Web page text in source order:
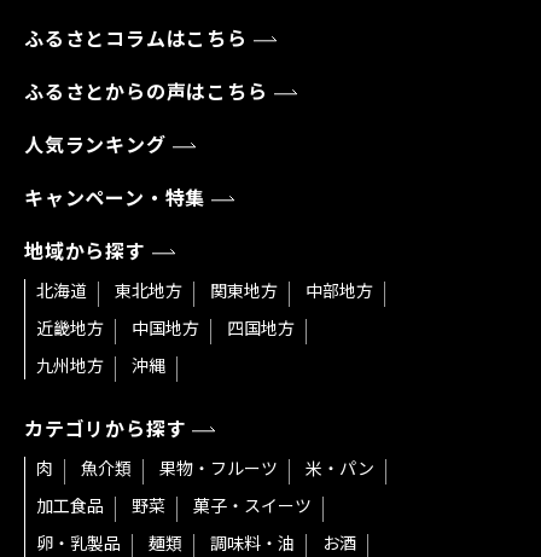
ふるさとコラムはこちら
ふるさとからの声はこちら
人気ランキング
キャンペーン・特集
地域から探す
北海道 東北地方 関東地方
中部地方
近畿地方
中国地方
四国地方
九州地方
沖縄
カテゴリから探す
肉 魚介類 果物・フルーツ
米・パン
加工食品
野菜
菓子・スイーツ
卵・乳製品
麺類 調味料・油
お酒